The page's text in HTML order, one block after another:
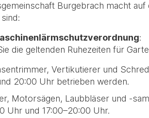
Burgebrach macht
:
die geltenden Ruhezeiten für
Vertikutierer und
20:00 Uhr betrieben werden.
Motorsägen, Laubbläser und -
Uhr und 17:00–20:00 Uhr.